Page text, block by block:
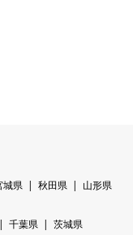
城県 秋田県
山形県
千葉県
茨城県